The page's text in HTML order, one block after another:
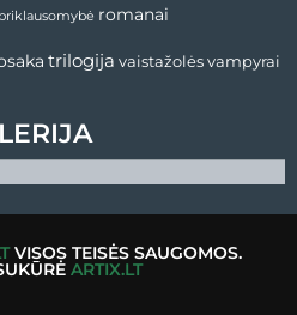
priklausomybė romanai
trilogija vaistažolėsvampyrai
VISOS TEISĖS SAUGOMOS.
ARTIX.LT